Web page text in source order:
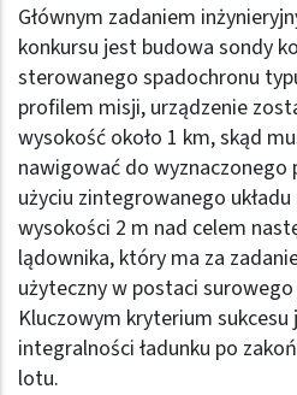
Głównym zadaniem
konkursu jest budowa sondy
sterowanego spadochronu
profilem misji, urządzenie
wysokość około 1 km, skąd
nawigować do wyznaczonego
użyciu zintegrowanego
wysokości 2 m nad celem
lądownika, który ma za
użyteczny w postaci
Kluczowym kryterium
integralności ładunku po
lotu.